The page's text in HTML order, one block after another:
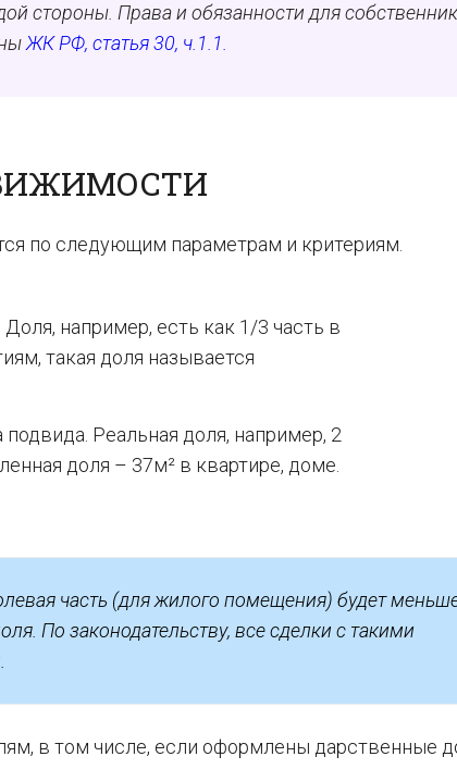
стороны. Права и обязанности для
ЖК РФ, статья 30, ч.1.1.
по следующим параметрам и критериям.
Доля, например, есть как 1/3 часть в
такая доля называется
Реальная доля, например, 2
доля – 37м² в квартире, доме.
часть (для жилого помещения) будет
По законодательству, все сделки с такими
в том числе, если оформлены дарственные